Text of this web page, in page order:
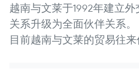
越南与文莱于1992年建立
关系升级为全面伙伴关系
目前越南与文莱的贸易往来